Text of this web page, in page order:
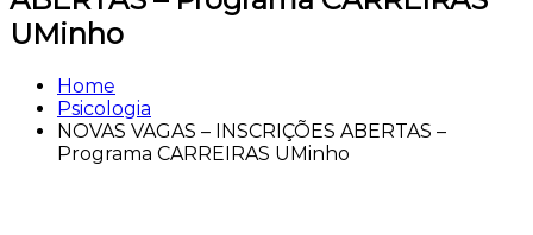
UMinho
Home
Psicologia
NOVAS VAGAS – INSCRIÇÕES ABERTAS –
Programa CARREIRAS UMinho